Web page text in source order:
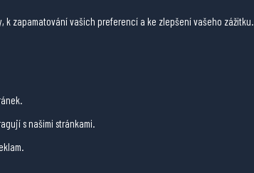
zapamatování vašich preferencí a ke zlepšení vašeho zážitku.
s našimi stránkami.